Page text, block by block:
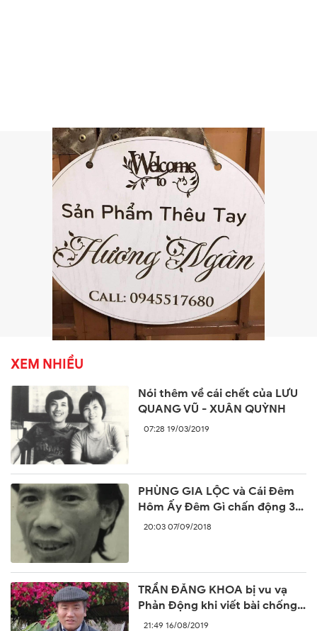
XEM NHIỀU
Nói thêm về cái chết của LƯU
QUANG VŨ - XUÂN QUỲNH
07:28 19/03/2019
PHÙNG GIA LỘC và Cái Đêm
Hôm Ấy Đêm Gì chấn động 30
năm trước
20:03 07/09/2018
TRẦN ĐĂNG KHOA bị vu vạ
Phản Động khi viết bài chống
lại sự ngang ngược của Trung
21:49 16/08/2019